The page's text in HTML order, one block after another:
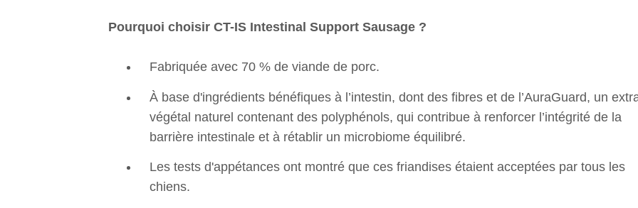
Pourquoi choisir CT-IS Intestinal Support Sausage ?
Fabriquée avec 70 % de viande de porc.
À base d'ingrédients bénéfiques à l’intestin, dont des fibres et de l’AuraGuard, un
végétal naturel contenant des polyphénols, qui contribue à renforcer l’intégrité de la
barrière intestinale et à rétablir un microbiome équilibré.
Les tests d'appétances ont montré que ces friandises étaient acceptées par tous les
chiens.